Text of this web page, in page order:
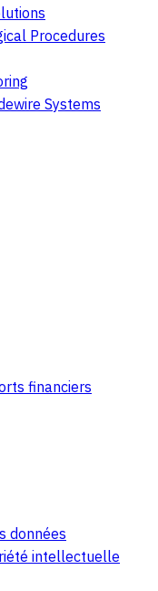
Procedures
Systems
financiers
données
intellectuelle